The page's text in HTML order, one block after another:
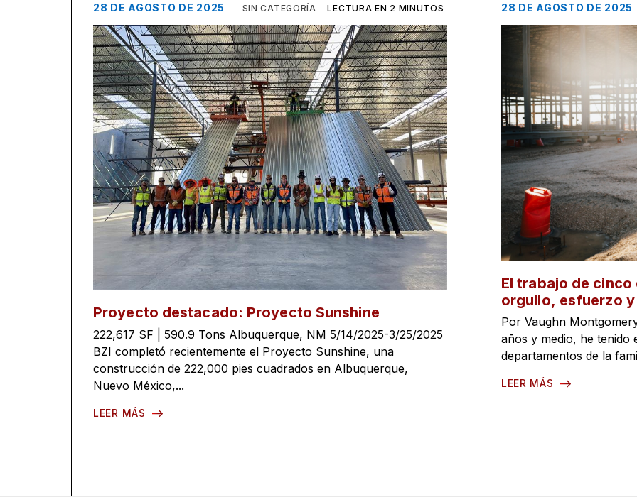
28 DE AGOSTO DE 2025 SIN CATEGORÍA LECTURA EN 2 MINUTOS
Proyecto destacado: Proyecto Sunshine
222,617 SF | 590.9 Tons Albuquerque, NM 5/14/2025-3/25/2025
BZI completó recientemente el Proyecto Sunshine, una
construcción de 222,000 pies cuadrados en Albuquerque,
Nuevo México,...
LEER MÁS
28 DE AGOSTO DE 2025
El trabajo de
orgullo, esfuerzo
Por Vaughn
años y medio, he tenido
departamentos de la
LEER MÁS